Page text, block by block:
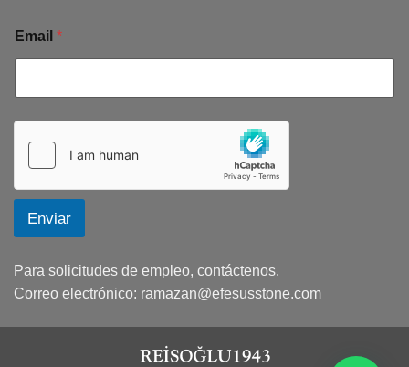
Email *
Enviar
Para solicitudes de empleo, contáctenos.
Correo electrónico: ramazan@efesusstone.com